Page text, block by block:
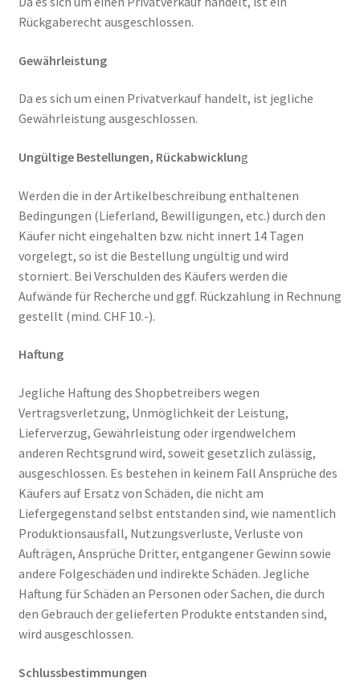
Rückgaberecht ausgeschlossen.
Gewährleistung
Da es sich um einen Privatverkauf handelt, ist jegliche
Gewährleistung ausgeschlossen.
Ungültige Bestellungen, Rückabwicklung
Werden die in der Artikelbeschreibung enthaltenen
Bedingungen (Lieferland, Bewilligungen, etc.) durch den
Käufer nicht eingehalten bzw. nicht innert 14 Tagen
vorgelegt, so ist die Bestellung ungültig und wird
storniert. Bei Verschulden des Käufers werden die
Aufwände für Recherche und ggf. Rückzahlung in Rechnung
gestellt (mind. CHF 10.-).
Haftung
Jegliche Haftung des Shopbetreibers wegen
Vertragsverletzung, Unmöglichkeit der Leistung,
Lieferverzug, Gewährleistung oder irgendwelchem
anderen Rechtsgrund wird, soweit gesetzlich zulässig,
ausgeschlossen. Es bestehen in keinem Fall Ansprüche des
Käufers auf Ersatz von Schäden, die nicht am
Liefergegenstand selbst entstanden sind, wie namentlich
Produktionsausfall, Nutzungsverluste, Verluste von
Aufträgen, Ansprüche Dritter, entgangener Gewinn sowie
andere Folgeschäden und indirekte Schäden. Jegliche
Haftung für Schäden an Personen oder Sachen, die durch
den Gebrauch der gelieferten Produkte entstanden sind,
wird ausgeschlossen.
Schlussbestimmungen